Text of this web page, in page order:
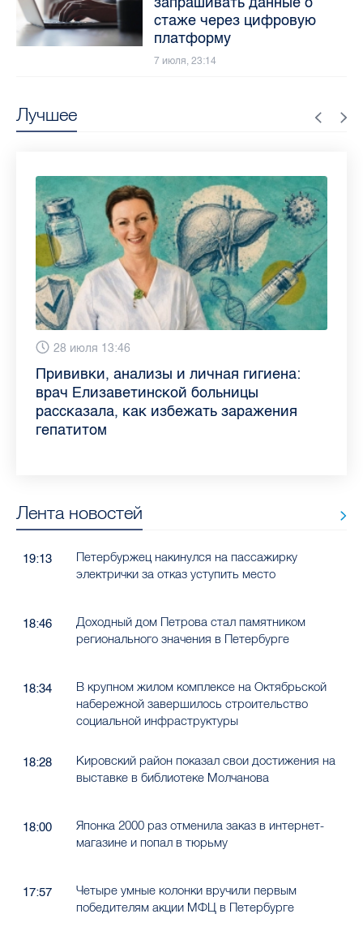
Лучшее
Сегодня 9:02
Piter.TV находится в ТОП-10 рейтинга
самых цитируемых СМИ Петербурга и
Ленобласти во II квартале 2026 года
28 июля 13:46
Прививки, анализы и личная гигиена:
врач Елизаветинской больницы
рассказала, как избежать заражения
гепатитом
13 июля 9:05
Как обезопасить ребенка летом: советы
педиатра для родителей
3 июля 11:56
Проходные баллы в вузах СПб — 2026:
где самый высокий и самый низкий
конкурс
23 июня 9:10
Врач назвала неожиданные причины
воспаления ахиллова сухожилия летом
16 июня 11:37
Декрет без потери дохода: эксперт
рассказала о возможностях для
работающих родителей
11 июня 12:37
Что такое рассеянный склероз: невролог
Елизаветинской больницы ответила на
главные вопросы о заболевании
3 июня 10:02
Бамбл с вишней и лимонад с имбирем:
какие напитки можно приготовить дома
в жару
Лента новостей
19:13
Петербуржец накинулся на пассажирку
электрички за отказ уступить место
18:46
Доходный дом Петрова стал памятником
регионального значения в Петербурге
18:34
В крупном жилом комплексе на Октябрьской
набережной завершилось строительство
социальной инфраструктуры
18:28
Кировский район показал свои достижения на
выставке в библиотеке Молчанова
18:00
Японка 2000 раз отменила заказ в интернет-
магазине и попал в тюрьму
17:57
Четыре умные колонки вручили первым
победителям акции МФЦ в Петербурге
стаже через цифровую
платформу
7 июля, 23:14